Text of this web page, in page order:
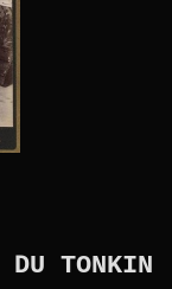
DU TONKIN